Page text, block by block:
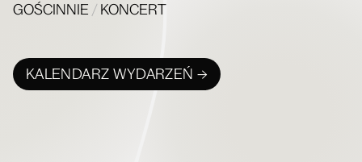
GOŚCINNIE / KONCERT
KALENDARZ WYDARZEŃ →